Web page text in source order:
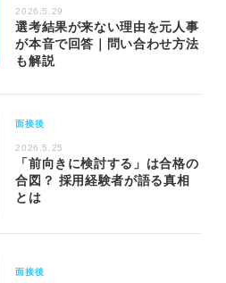
2026.5.29
選考結果が来ない理由を元人事
が本音で回答｜問い合わせ方法
も解説
面接後
2026.5.25
「前向きに検討する」は合格の
合図？ 採用経験者が語る真相
とは
面接後